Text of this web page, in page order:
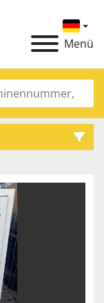
Menü